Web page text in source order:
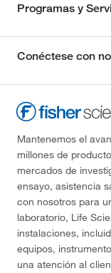
Programas y
Conéctese con
Mantenemos el
millones de
mercados de
ensayo, asistencia
con nosotros para
laboratorio, Life
instalaciones,
equipos,
una atención al